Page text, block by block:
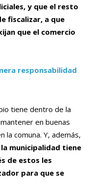
y que el resto
fiscalizar, a que
que el comercio
responsabilidad
tiene dentro de la
en buenas
la comuna. Y, además,
municipalidad tiene
de estos les
para que se